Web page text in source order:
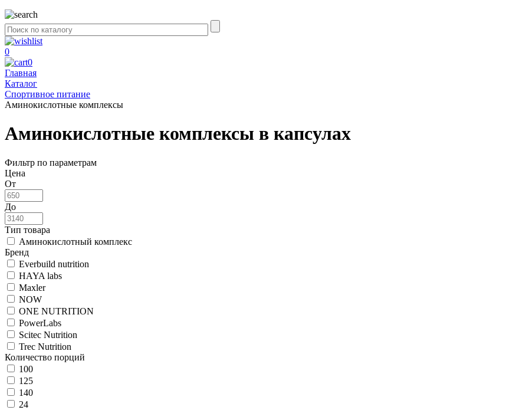
0
0
Главная
Каталог
Спортивное питание
Аминокислотные комплексы
Аминокислотные комплексы в капсулах
Фильтр по параметрам
Цена
От
До
Тип товара
Аминокислотный комплекс
Бренд
Everbuild nutrition
HAYA labs
Maxler
NOW
ONE NUTRITION
PowerLabs
Scitec Nutrition
Trec Nutrition
Количество порций
100
125
140
24